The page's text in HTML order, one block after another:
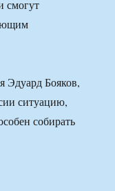
смогут
Эдуард Бояков,
ситуацию,
собирать